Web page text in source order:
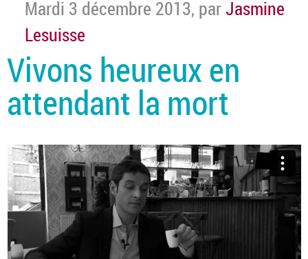
Mardi 3 décembre 2013, parJasmine
Lesuisse
Vivons heureux en
attendant la mort